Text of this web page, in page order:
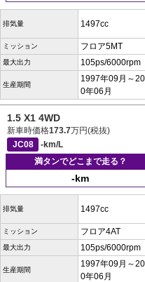
排気量 1497cc
ミッション フロア5MT
最大出力 105ps/6000rpm
生産期間
1997年09月～
0年06月
1.5 X1 4WD
新車時価格173.7万円(税抜)
JC08
-km/L
満タンでどこまで走る？
-km
排気量 1497cc
ミッション フロア4AT
最大出力 105ps/6000rpm
生産期間
1997年09月～
0年06月